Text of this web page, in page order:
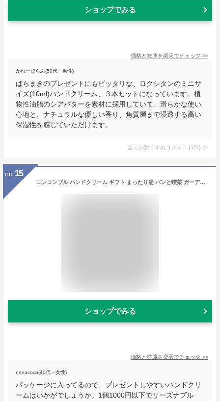
ショップでみる
価格と在庫を楽天でチェック >>
かれーぴらふ(50代・男性)
ばらまきのプレゼントにもピッタリな、ロクシタンのミニサ
イズ(10ml)ハンドクリーム、３本セットになっています。植
物性油脂のシアバターを素材に採用していて、滑らかな使い
心地と、ナチュラルな優しい香り、角質層まで浸透する高い
保湿性を感じていただけます。
全てのおすすめコメント (1件) >
no. 15
コンコンブル ハンドクリーム ギフト まったり湯 パンと喫茶 ガーデンカフェ チョコレート工房 いちごカフェ お花の国のアリス 猫 猫雑貨 香り アニマル グッズ 雑貨 かわいい おしゃれ ばらまき 差し入れ 個包装 プチギフト 1000円 以下 ギフト レディース 誕生日 春 夏
ショップでみる
価格と在庫を楽天でチェック >>
nanacoco(40代・女性)
パッケージに入ってるので、プレゼントしやすいハンドクリ
ームはいかがでしょうか。1個1000円以下でリーズナブル